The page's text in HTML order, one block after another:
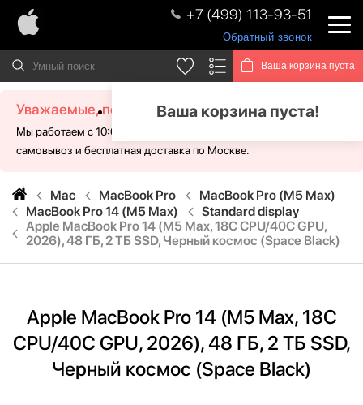
+7 (499) 113-93-51
Обратный звонок
Ваша корзина пуста
Ваша корзина пуста!
Уважаемые, посетители!
Мы работаем с 10:00 - 21:00 без выходных. Для Вас доступен
самовывоз и бесплатная доставка по Москве.
Mac MacBook Pro
MacBook Pro (M5 Max)
MacBook Pro 14 (M5 Max)
Standard display
Apple MacBook Pro 14 (M5 Max, 18C CPU/40C GPU,
2026), 48 ГБ, 2 ТБ SSD, Черный космос (Space Black)
Apple MacBook Pro 14 (M5 Max, 18C
CPU/40C GPU, 2026), 48 ГБ, 2 ТБ SSD,
Черный космос (Space Black)